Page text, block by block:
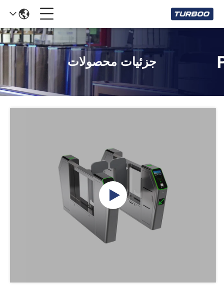
جزئیات محصولات